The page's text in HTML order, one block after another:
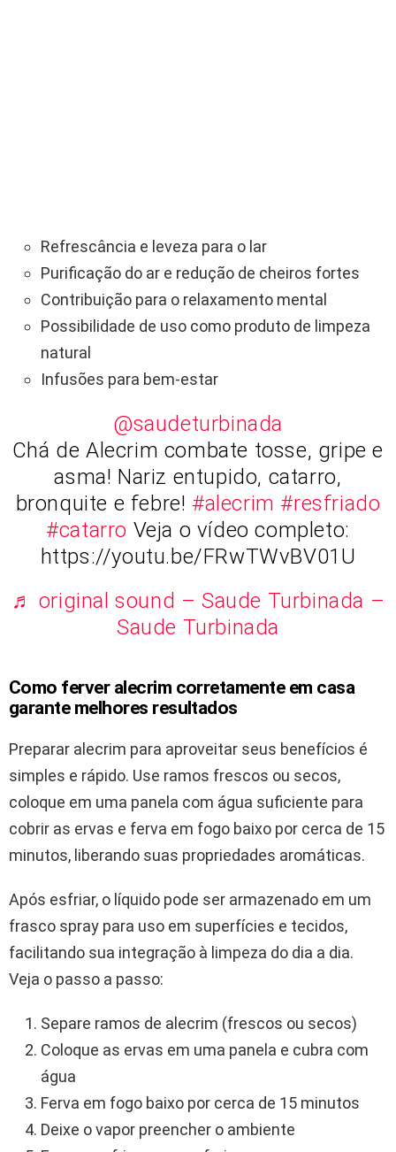
Refrescância e leveza para o lar
Purificação do ar e redução de cheiros fortes
Contribuição para o relaxamento mental
Possibilidade de uso como produto de limpeza
natural
Infusões para bem-estar
@saudeturbinada
Chá de Alecrim combate tosse, gripe e
asma! Nariz entupido, catarro,
bronquite e febre! #alecrim #resfriado
#catarro Veja o vídeo completo:
https://youtu.be/FRwTWvBV01U
♬ original sound – Saude Turbinada –
Saude Turbinada
Como ferver alecrim corretamente em casa
garante melhores resultados
Preparar alecrim para aproveitar seus benefícios é
simples e rápido. Use ramos frescos ou secos,
coloque em uma panela com água suficiente para
cobrir as ervas e ferva em fogo baixo por cerca de 15
minutos, liberando suas propriedades aromáticas.
Após esfriar, o líquido pode ser armazenado em um
frasco spray para uso em superfícies e tecidos,
facilitando sua integração à limpeza do dia a dia.
Veja o passo a passo:
Separe ramos de alecrim (frescos ou secos)
Coloque as ervas em uma panela e cubra com
água
Ferva em fogo baixo por cerca de 15 minutos
Deixe o vapor preencher o ambiente